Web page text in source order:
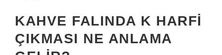
KAHVE FALINDA K HARFI
ÇIKMASI NE ANLAMA